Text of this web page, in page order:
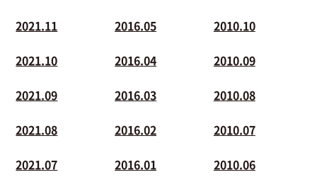
2021.11
2021.10
2021.09
2021.08
2021.07
2016.05
2016.04
2016.03
2016.02
2016.01
2010.10
2010.09
2010.08
2010.07
2010.06